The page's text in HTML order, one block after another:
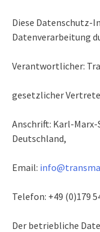
Diese
Datenverarbeitung
Verantwortlicher:
gesetzlicher
Anschrift: Karl-Marx-
Deutschland,
Email:
Telefon: +49 (0)179
Der betriebliche